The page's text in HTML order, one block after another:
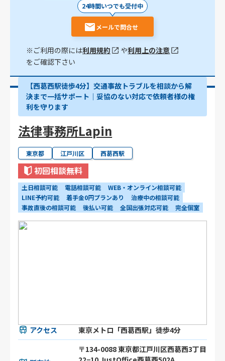
24時間いつでも受付中
メールで問合せ
※ご利用の際には利用規約 や利用上の注意
をご確認下さい
【西葛西駅徒歩4分】交通事故トラブルを相談から解
決まで一括サポート｜妥協のない対応で依頼者様の権
利を守ります
法律事務所Lapin
東京都 江戸川区 西葛西駅
初回相談無料
土日相談可能 電話相談可能
WEB・オンライン相談可能
LINE予約可能
着手金0円プランあり
治療中の相談可能
事故直後の相談可能
後払い可能 全国出張対応可能 完全個室
アクセス 東京メトロ「西葛西駅」徒歩4分
〒134-0088 東京都江戸川区西葛西3丁目